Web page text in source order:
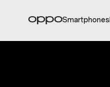
Smartphones